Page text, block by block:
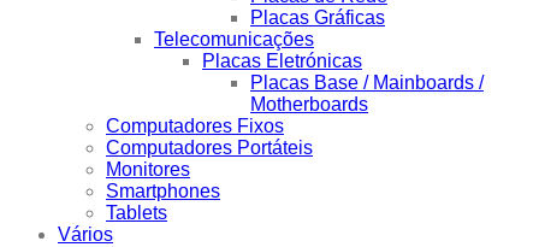
Placas Gráficas
Telecomunicações
Placas Eletrónicas
Placas Base / Mainboards /
Motherboards
Computadores Fixos
Computadores Portáteis
Monitores
Smartphones
Tablets
Vários